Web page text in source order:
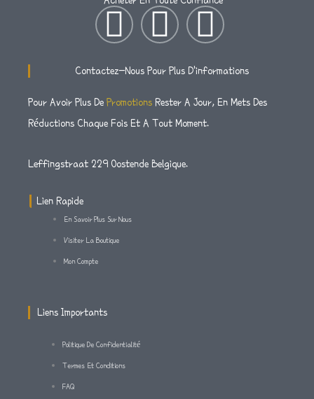
I
N
S
T
A
R
T
W
I
T
T
F
A
C
E
Contactez-Nous Pour Plus D'informations
Pour Avoir Plus De Promotions Rester A Jour, En Mets Des
Réductions Chaque Fois Et A Tout Moment.
Leffingstraat 229 Oostende Belgique.
Lien Rapide
En Savoir Plus Sur Nous
Visiter La Boutique
Mon Compte
Liens Importants
Politique De Confidentialité
Termes Et Conditions
FAQ